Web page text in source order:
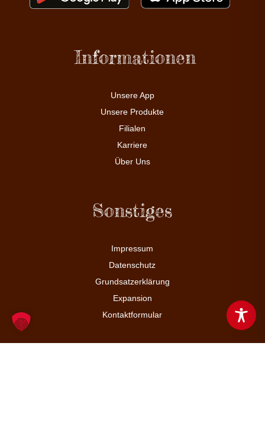
Informationen
Unsere App
Unsere Produkte
Filialen
Karriere
Über Uns
Sonstiges
Impressum
Datenschutz
Grundsatzerklärung
Expansion
Kontaktformular